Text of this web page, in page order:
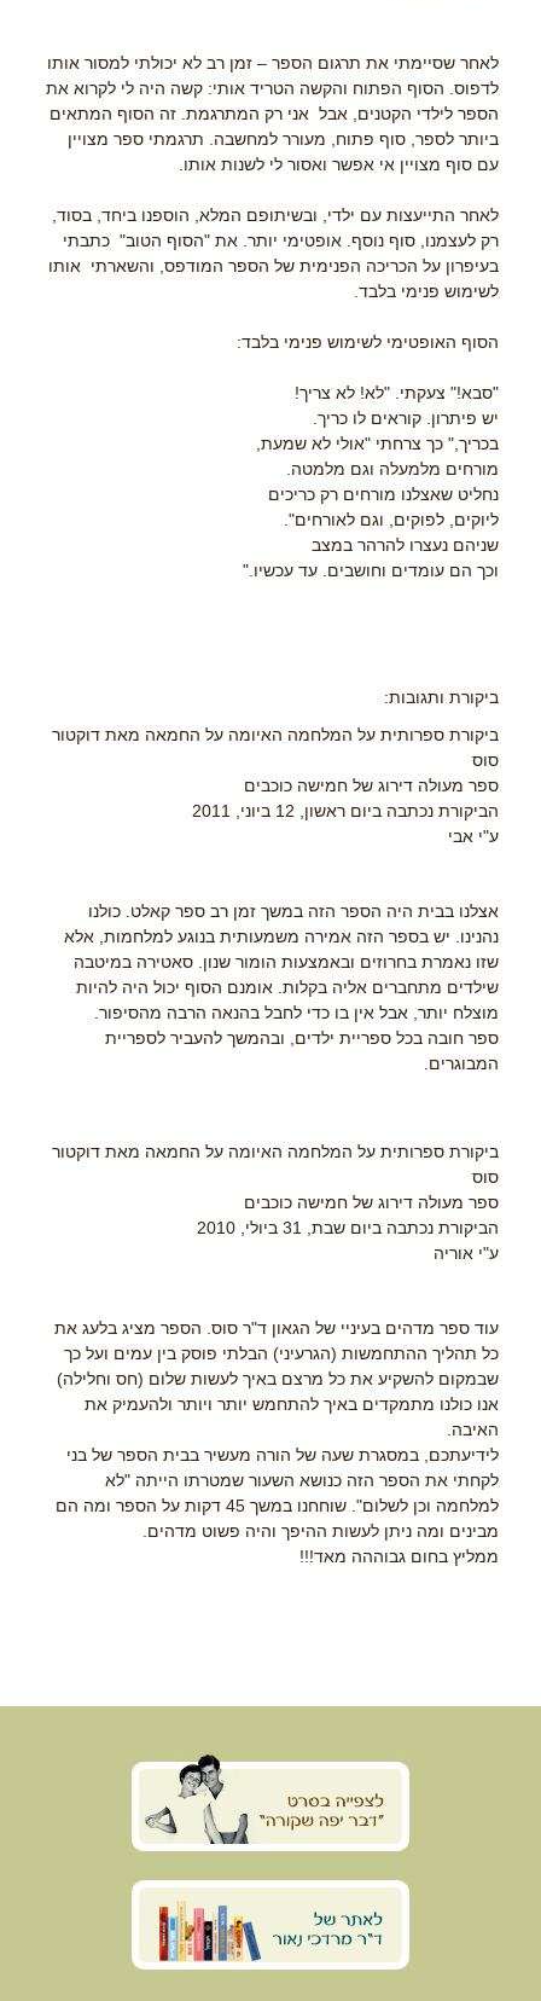
לאחר שסיימתי את תרגום הספר – זמן רב לא יכולתי למסור אותו
לדפוס. הסוף הפתוח והקשה הטריד אותי: קשה היה לי לקרוא את
הספר לילדי הקטנים, אבל אני רק המתרגמת. זה הסוף המתאים
ביותר לספר, סוף פתוח, מעורר למחשבה. תרגמתי ספר מצויין
עם סוף מצויין אי אפשר ואסור לי לשנות אותו.
לאחר התייעצות עם ילדי, ובשיתופם המלא, הוספנו ביחד, בסוד,
רק לעצמנו, סוף נוסף. אופטימי יותר. את "הסוף הטוב" כתבתי
בעיפרון על הכריכה הפנימית של הספר המודפס, והשארתי אותו
לשימוש פנימי בלבד.
הסוף האופטימי לשימוש פנימי בלבד:
"סבא!" צעקתי. "לא! לא צריך!
יש פיתרון. קוראים לו כריך.
בכריך," כך צרחתי "אולי לא שמעת,
מורחים מלמעלה וגם מלמטה.
נחליט שאצלנו מורחים רק כריכים
ליוקים, לפוקים, וגם לאורחים".
שניהם נעצרו להרהר במצב
וכך הם עומדים וחושבים. עד עכשיו."
ביקורת ותגובות:
ביקורת ספרותית על המלחמה האיומה על החמאה מאת דוקטור
סוס
ספר מעולה דירוג של חמישה כוכבים
הביקורת נכתבה ביום ראשון, 12 ביוני, 2011
ע"י אבי
אצלנו בבית היה הספר הזה במשך זמן רב ספר קאלט. כולנו
נהנינו. יש בספר הזה אמירה משמעותית בנוגע למלחמות, אלא
שזו נאמרת בחרוזים ובאמצעות הומור שנון. סאטירה במיטבה
שילדים מתחברים אליה בקלות. אומנם הסוף יכול היה להיות
מוצלח יותר, אבל אין בו כדי לחבל בהנאה הרבה מהסיפור.
ספר חובה בכל ספריית ילדים, ובהמשך להעביר לספריית
המבוגרים.
ביקורת ספרותית על המלחמה האיומה על החמאה מאת דוקטור
סוס
ספר מעולה דירוג של חמישה כוכבים
הביקורת נכתבה ביום שבת, 31 ביולי, 2010
ע"י אוריה
עוד ספר מדהים בעיניי של הגאון ד"ר סוס. הספר מציג בלעג את
כל תהליך ההתחמשות (הגרעיני) הבלתי פוסק בין עמים ועל כך
שבמקום להשקיע את כל מרצם באיך לעשות שלום (חס וחלילה)
אנו כולנו מתמקדים באיך להתחמש יותר ויותר ולהעמיק את
האיבה.
לידיעתכם, במסגרת שעה של הורה מעשיר בבית הספר של בני
לקחתי את הספר הזה כנושא השעור שמטרתו הייתה "לא
למלחמה וכן לשלום". שוחחנו במשך 45 דקות על הספר ומה הם
מבינים ומה ניתן לעשות ההיפך והיה פשוט מדהים.
ממליץ בחום גבוההה מאד!!!